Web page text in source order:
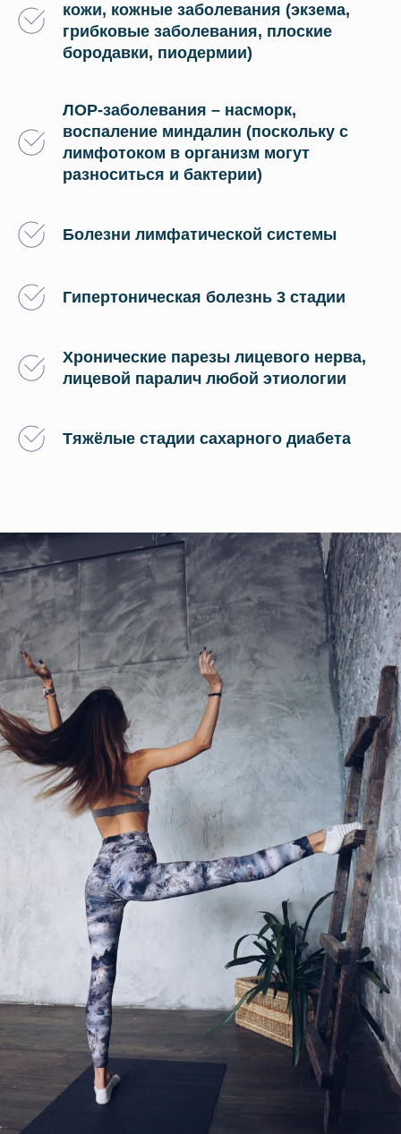
кожи, кожные заболевания (экзема,
грибковые заболевания, плоские
бородавки, пиодермии)
ЛОР-заболевания – насморк,
воспаление миндалин (поскольку с
лимфотоком в организм могут
разноситься и бактерии)
Болезни лимфатической системы
Гипертоническая болезнь 3 стадии
Хронические парезы лицевого нерва,
лицевой паралич любой этиологии
Тяжёлые стадии сахарного диабета